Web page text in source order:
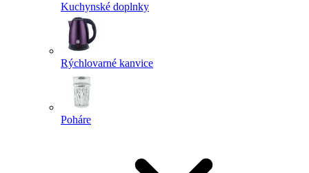
Kuchynské doplnky
Rýchlovarné kanvice
Poháre